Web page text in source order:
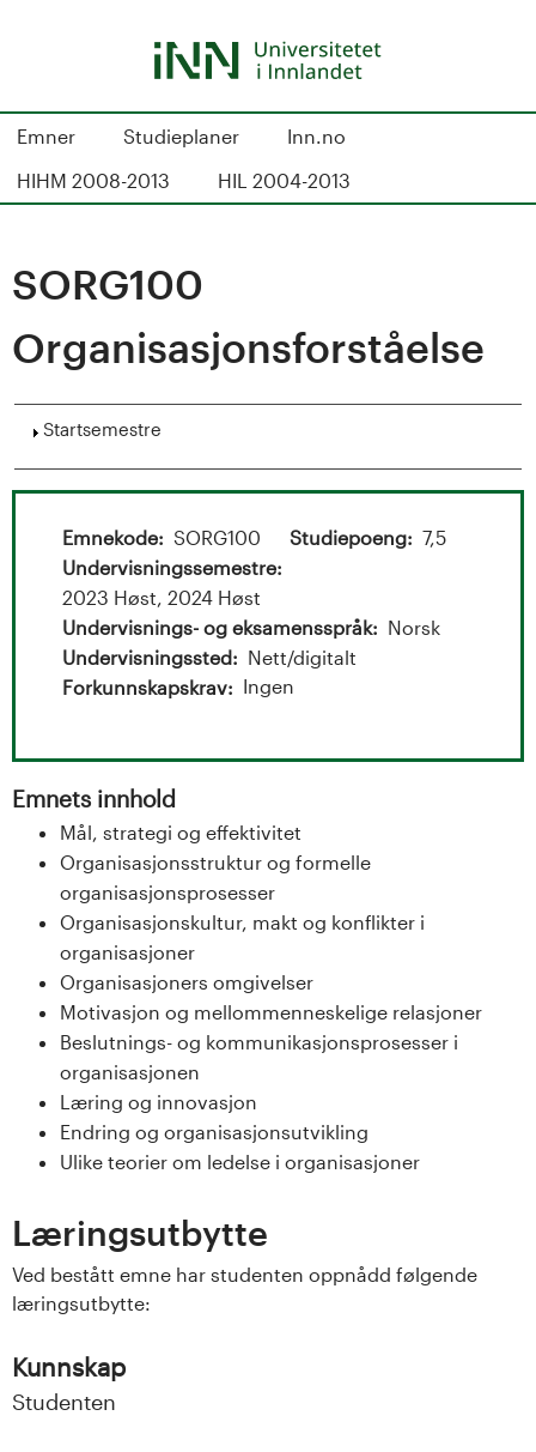
S
d
a
U
e
t
e
t
Emner Studieplaner
Inn.no
HIHM 2008-2013
HIL 2004-2013
SORG100
Organisasjonsforståelse
Vis
Startsemestre
Emnekode SORG100 Studiepoeng
7,5
Undervisningssemestre
2023 Høst, 2024 Høst
Undervisnings- og eksamensspråk
Norsk
Undervisningssted
Nett/digitalt
Forkunnskapskrav
Ingen
Emnets innhold
Mål, strategi og effektivitet
Organisasjonsstruktur og formelle
organisasjonsprosesser
Organisasjonskultur, makt og konflikter i
organisasjoner
Organisasjoners omgivelser
Motivasjon og mellommenneskelige relasjoner
Beslutnings- og kommunikasjonsprosesser i
organisasjonen
Læring og innovasjon
Endring og organisasjonsutvikling
Ulike teorier om ledelse i organisasjoner
Læringsutbytte
Ved bestått emne har studenten oppnådd følgende
læringsutbytte:
Kunnskap
Studenten